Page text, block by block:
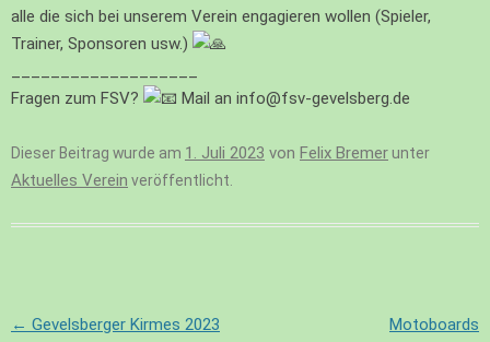
alle die sich bei unserem Verein engagieren wollen (Spieler,
Trainer, Sponsoren usw.)
Fragen zum FSV?
Mail an info@fsv-gevelsberg.de
Dieser Beitrag wurde am 1. Juli 2023 von Felix Bremerunter
Aktuelles Verein veröffentlicht.
Beitragsnavigation
← Gevelsberger Kirmes 2023 Motoboards